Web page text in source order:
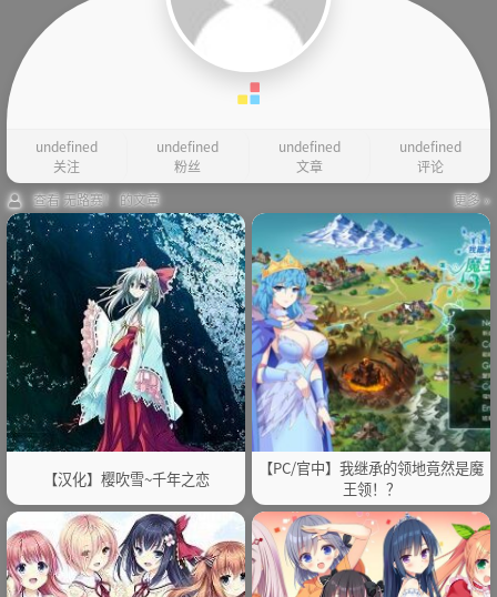
undefined
关注
undefined
粉丝
undefined
文章
undefined
评论
查看 无路赛！ 的文章
更多 »
【汉化】樱吹雪~千年之恋
【PC/官中】我继承的领地竟然是魔
王领！？